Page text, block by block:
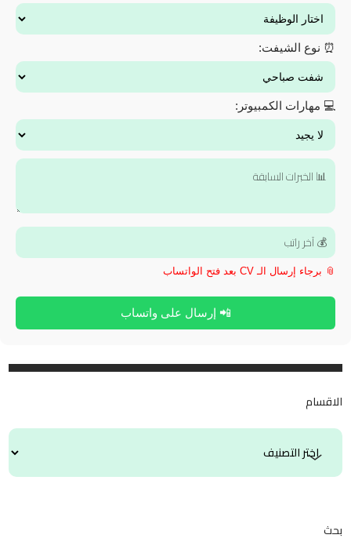
⏰ نوع الشيفت:
💻 مهارات الكمبيوتر:
📎 برجاء إرسال الـ CV بعد فتح الواتساب
📲 إرسال على واتساب
الاقسام
بحث